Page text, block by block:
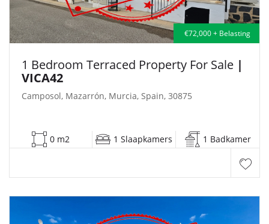
€72,000 + Belasting
1 Bedroom Terraced Property For Sale |
VICA42
Camposol, Mazarrón, Murcia, Spain, 30875
0 m2 1 Slaapkamers 1 Badkamer